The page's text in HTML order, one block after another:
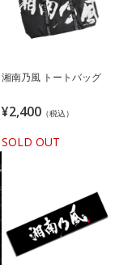
湘南乃風 トートバッグ
¥2,400 （税込）
SOLD OUT